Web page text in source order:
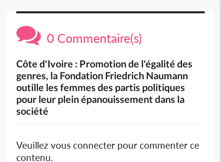
0 Commentaire(s)
Côte d'Ivoire : Promotion de l'égalité des
genres, la Fondation Friedrich Naumann
outille les femmes des partis politiques
pour leur plein épanouissement dans la
société
Veuillez vous connecter pour commenter ce
contenu.